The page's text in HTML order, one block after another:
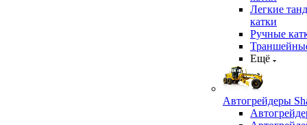
Легкие
катки
Ручные
Ещё
Автогрейдеры